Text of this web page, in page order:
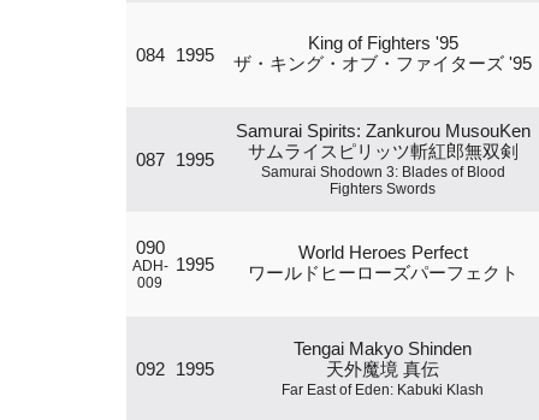
084 1995
King of Fighters '95
ザ・キング・オブ・ファイターズ '95
087 1995
Samurai Spirits: Zankurou MusouKen
サムライスピリッツ斬紅郎無双剣
Samurai Shodown 3: Blades of Blood
Fighters Swords
090
ADH-
009
1995
World Heroes Perfect
ワールドヒーローズパーフェクト
092 1995
Tengai Makyo Shinden
天外魔境 真伝
Far East of Eden: Kabuki Klash